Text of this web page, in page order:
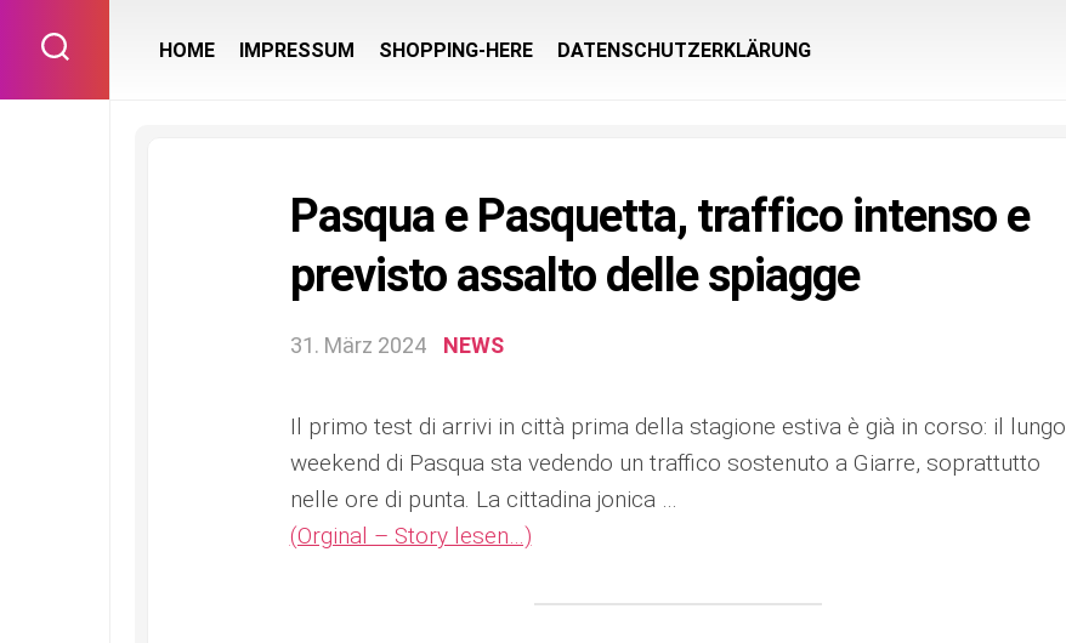
content
HOME IMPRESSUM SHOPPING-HERE DATENSCHUTZERKLÄRUNG
Pasqua e Pasquetta, traffico intenso e
previsto assalto delle spiagge
31. März 2024 NEWS
Il primo test di arrivi in città prima della stagione estiva è già in corso: il lungo
weekend di Pasqua sta vedendo un traffico sostenuto a Giarre, soprattutto
nelle ore di punta. La cittadina jonica …
(Orginal – Story lesen…)